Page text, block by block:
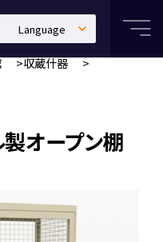
Language
日本語
収蔵什器
オープン棚